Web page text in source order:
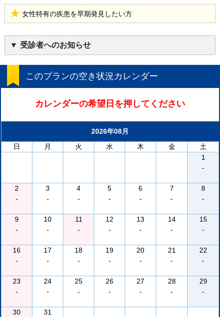
女性特有の疾患を早期発見したい方
受診者へのお知らせ
このプランの空き状況カレンダー
カレンダーの希望日を押してください
2026年08月
日
月 火 水 木 金
土
1
-
2
-
3
-
4
-
5
-
6
-
7
-
8
-
9
-
10
-
11
-
12
-
13
-
14
-
15
-
16
-
17
-
18
-
19
-
20
-
21
-
22
-
23
-
24
-
25
-
26
-
27
-
28
-
29
-
30
31